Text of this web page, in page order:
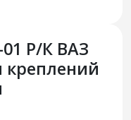
Р/К ВАЗ
креплений